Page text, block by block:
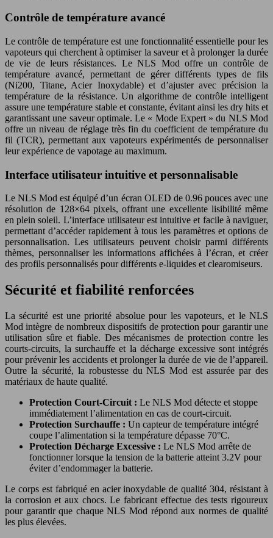
Contrôle de température avancé
Le contrôle de température est une fonctionnalité essentielle pour les
vapoteurs qui cherchent à optimiser la saveur et à prolonger la durée
de vie de leurs résistances. Le NLS Mod offre un contrôle de
température avancé, permettant de gérer différents types de fils
(Ni200, Titane, Acier Inoxydable) et d’ajuster avec précision la
température de la résistance. Un algorithme de contrôle intelligent
assure une température stable et constante, évitant ainsi les dry hits et
garantissant une saveur optimale. Le « Mode Expert » du NLS Mod
offre un niveau de réglage très fin du coefficient de température du
fil (TCR), permettant aux vapoteurs expérimentés de personnaliser
leur expérience de vapotage au maximum.
Interface utilisateur intuitive et personnalisable
Le NLS Mod est équipé d’un écran OLED de 0.96 pouces avec une
résolution de 128×64 pixels, offrant une excellente lisibilité même
en plein soleil. L’interface utilisateur est intuitive et facile à naviguer,
permettant d’accéder rapidement à tous les paramètres et options de
personnalisation. Les utilisateurs peuvent choisir parmi différents
thèmes, personnaliser les informations affichées à l’écran, et créer
des profils personnalisés pour différents e-liquides et clearomiseurs.
Sécurité et fiabilité renforcées
La sécurité est une priorité absolue pour les vapoteurs, et le NLS
Mod intègre de nombreux dispositifs de protection pour garantir une
utilisation sûre et fiable. Des mécanismes de protection contre les
courts-circuits, la surchauffe et la décharge excessive sont intégrés
pour prévenir les accidents et prolonger la durée de vie de l’appareil.
Outre la sécurité, la robustesse du NLS Mod est assurée par des
matériaux de haute qualité.
Protection Court-Circuit : Le NLS Mod détecte et stoppe
immédiatement l’alimentation en cas de court-circuit.
Protection Surchauffe : Un capteur de température intégré
coupe l’alimentation si la température dépasse 70°C.
Protection Décharge Excessive : Le NLS Mod arrête de
fonctionner lorsque la tension de la batterie atteint 3.2V pour
éviter d’endommager la batterie.
Le corps est fabriqué en acier inoxydable de qualité 304, résistant à
la corrosion et aux chocs. Le fabricant effectue des tests rigoureux
pour garantir que chaque NLS Mod répond aux normes de qualité
les plus élevées.